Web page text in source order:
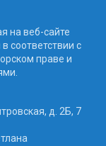
на веб-сайте
соответствии с
праве и
д. 2Б, 7